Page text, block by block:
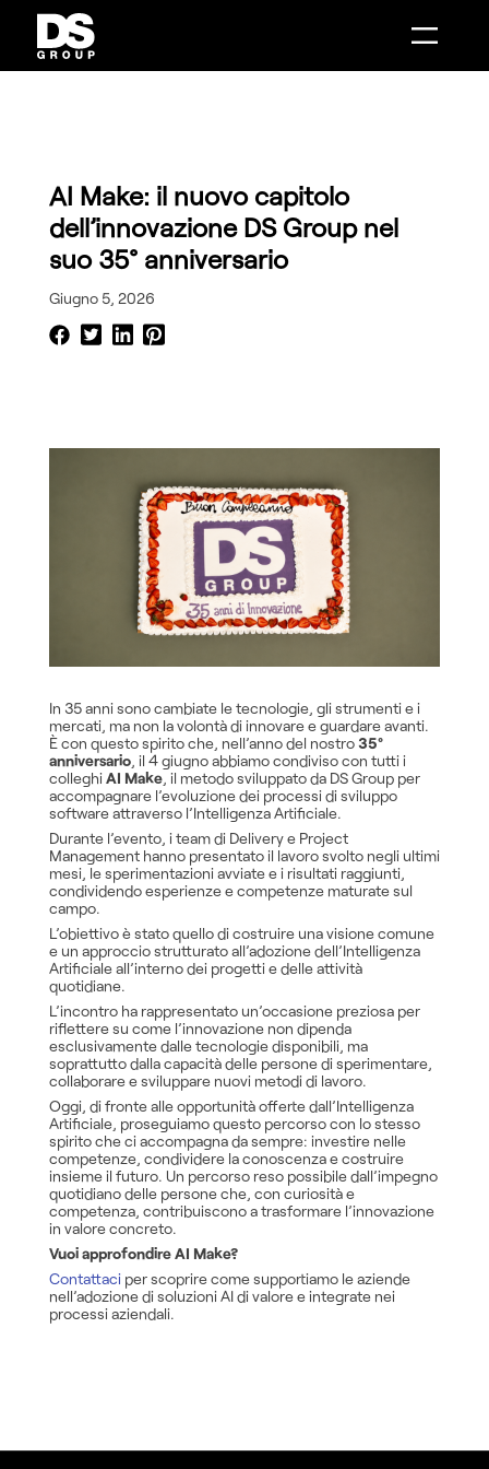
Distance Sales
AI Make
Intelligenza Artificiale
Mobile Solutions
Customer Engagement
System Integration
Intelligenza Artificiale
Digital Boutique
Smart Showroom
AI Make
AI Make: il nuovo capitolo
dell’innovazione DS Group nel
suo 35° anniversario
Giugno 5, 2026
In 35 anni sono cambiate le tecnologie, gli strumenti e i
mercati, ma non la volontà di innovare e guardare avanti.
È con questo spirito che, nell’anno del nostro35°
anniversario , il 4 giugno abbiamo condiviso con tutti i
colleghiAI Make , il metodo sviluppato da DS Group per
accompagnare l’evoluzione dei processi di sviluppo
software attraverso l’Intelligenza Artificiale.
Durante l’evento, i team di Delivery e Project
Management hanno presentato il lavoro svolto negli ultimi
mesi, le sperimentazioni avviate e i risultati raggiunti,
condividendo esperienze e competenze maturate sul
campo.
L’obiettivo è stato quello di costruire una visione comune
e un approccio strutturato all’adozione dell’Intelligenza
Artificiale all’interno dei progetti e delle attività
quotidiane.
L’incontro ha rappresentato un’occasione preziosa per
riflettere su come l’innovazione non dipenda
esclusivamente dalle tecnologie disponibili, ma
soprattutto dalla capacità delle persone di sperimentare,
collaborare e sviluppare nuovi metodi di lavoro.
Oggi, di fronte alle opportunità offerte dall’Intelligenza
Artificiale, proseguiamo questo percorso con lo stesso
spirito che ci accompagna da sempre: investire nelle
competenze, condividere la conoscenza e costruire
insieme il futuro. Un percorso reso possibile dall’impegno
quotidiano delle persone che, con curiosità e
competenza, contribuiscono a trasformare l’innovazione
in valore concreto.
Vuoi approfondire AI Make?
Contattaci per scoprire come supportiamo le aziende
nell’adozione di soluzioni AI di valore e integrate nei
processi aziendali.